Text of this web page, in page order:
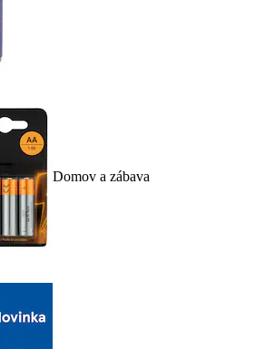
Domov a zábava